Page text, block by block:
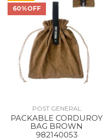
60%OFF
POST GENERAL
PACKABLE CORDUROY
BAG BROWN
982140053